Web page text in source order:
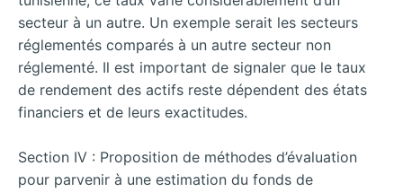
secteur à un autre. Un exemple serait les secteurs
réglementés comparés à un autre secteur non
réglementé. Il est important de signaler que le taux
de rendement des actifs reste dépendent des états
financiers et de leurs exactitudes.
Section IV : Proposition de méthodes d’évaluation
pour parvenir à une estimation du fonds de